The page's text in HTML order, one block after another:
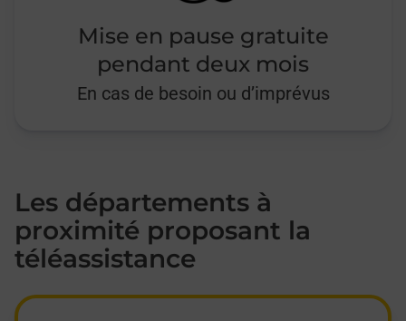
Mise en pause gratuite
pendant deux mois
En cas de besoin ou d’imprévus
Les départements à
proximité proposant la
téléassistance